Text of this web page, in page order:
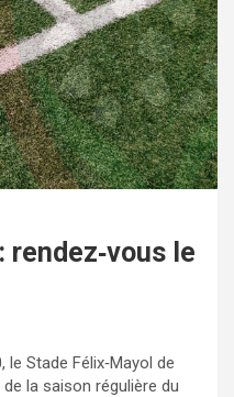
le
Stade Félix‑Mayol de
la saison régulière du